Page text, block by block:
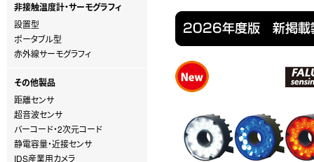
非接触温度計・サーモグラフィ
設置型
ポータブル型
赤外線サーモグラフィ
その他製品
距離センサ
超音波センサ
バーコード・2次元コード
静電容量・近接センサ
IDS産業用カメラ